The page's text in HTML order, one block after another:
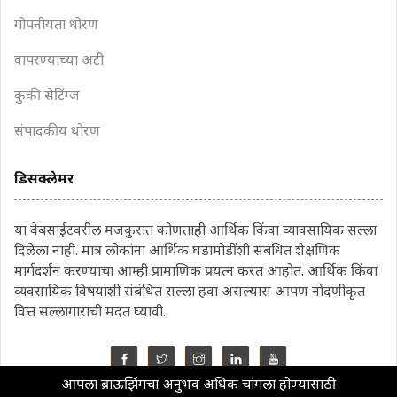
गोपनीयता धोरण
वापरण्याच्या अटी
कुकी सेटिंग्ज
संपादकीय धोरण
डिसक्लेमर
या वेबसाईटवरील मजकुरात कोणताही आर्थिक किंवा व्यावसायिक सल्ला
दिलेला नाही. मात्र लोकांना आर्थिक घडामोडींशी संबंधित शैक्षणिक
मार्गदर्शन करण्याचा आम्ही प्रामाणिक प्रयत्न करत आहोत. आर्थिक किंवा
व्यवसायिक विषयांशी संबंधित सल्ला हवा असल्यास आपण नोंदणीकृत
वित्त सल्लागाराची मदत घ्यावी.
©2022 MahaMoney
आपला ब्राऊझिंगचा अनुभव अधिक चांगला होण्यासाठी